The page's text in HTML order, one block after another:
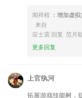
应用商店进行打分评论
行优化修改。
闻祥程 ：增加虚
来自
应士震 回复 范月
更多回复
上官纨河
拓展游戏技能树，